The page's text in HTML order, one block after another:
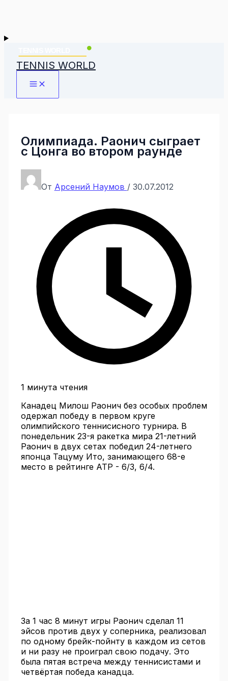
TENNIS WORLD
Олимпиада. Раонич сыграет
с Цонга во втором раунде
От Арсений Наумов / 30.07.2012
1 минута чтения
Канадец Милош Раонич без особых проблем
одержал победу в первом круге
олимпийского теннисисного турнира. В
понедельник 23-я ракетка мира 21-летний
Раонич в двух сетах победил 24-летнего
японца Тацуму Ито, занимающего 68-е
место в рейтинге ATP - 6/3, 6/4.
За 1 час 8 минут игры Раонич сделал 11
эйсов против двух у соперника, реализовал
по одному брейк-пойнту в каждом из сетов
и ни разу не проиграл свою подачу. Это
была пятая встреча между теннисистами и
четвёртая победа канадца.